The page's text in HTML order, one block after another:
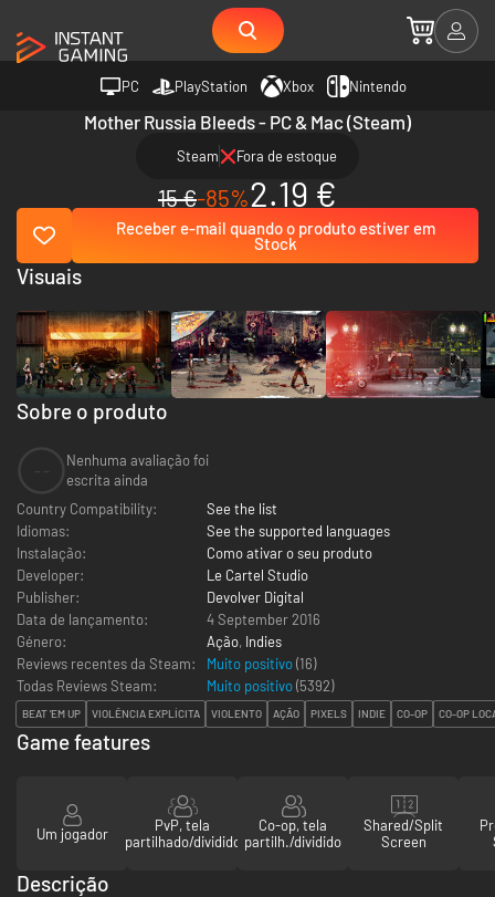
PC PlayStation Xbox Nintendo
Mother Russia Bleeds - PC & Mac (Steam)
Steam Fora de estoque
15 €-85%2.19 €
Receber e-mail quando o produto estiver em
Stock
Sobre o produto
Nenhuma avaliação foi
escrita ainda
Country Compatibility:
See the list
Idiomas:
See the supported languages
Instalação:
Como ativar o seu produto
Developer:
Le Cartel Studio
Publisher:
Devolver Digital
Data de lançamento:
4 September 2016
Género:
Ação, Indies
Reviews recentes da Steam:
Muito positivo(16)
Todas Reviews Steam:
Muito positivo(5392)
BEAT 'EM UP VIOLÊNCIA EXPLÍCITA VIOLENTO AÇÃO PIXELS INDIE CO-OP CO-OP
Visuais
Game features
Um jogador
PvP, tela
partilhado/dividido
Co-op, tela
partilh./dividido
Shared/Split
Screen
Descrição